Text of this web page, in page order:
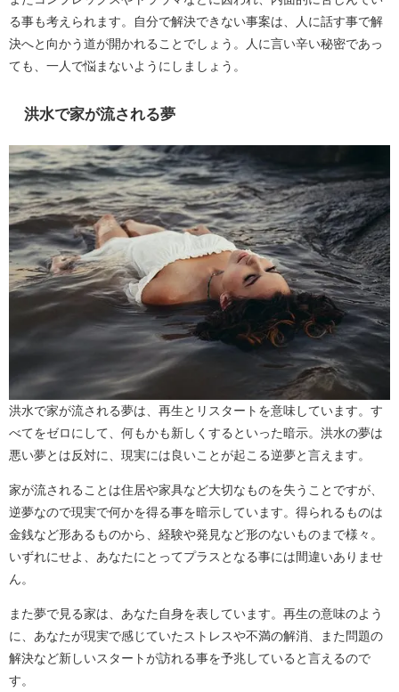
る事も考えられます。自分で解決できない事案は、人に話す事で解
決へと向かう道が開かれることでしょう。人に言い辛い秘密であっ
ても、一人で悩まないようにしましょう。
洪水で家が流される夢
洪水で家が流される夢は、再生とリスタートを意味しています。す
べてをゼロにして、何もかも新しくするといった暗示。洪水の夢は
悪い夢とは反対に、現実には良いことが起こる逆夢と言えます。
家が流されることは住居や家具など大切なものを失うことですが、
逆夢なので現実で何かを得る事を暗示しています。得られるものは
金銭など形あるものから、経験や発見など形のないものまで様々。
いずれにせよ、あなたにとってプラスとなる事には間違いありませ
ん。
また夢で見る家は、あなた自身を表しています。再生の意味のよう
に、あなたが現実で感じていたストレスや不満の解消、また問題の
解決など新しいスタートが訪れる事を予兆していると言えるので
す。